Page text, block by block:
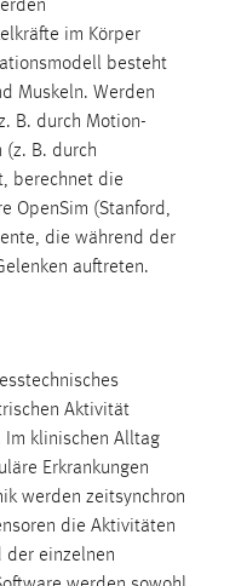
im Körper
besteht
Muskeln. Werden
B. durch Motion-
(z. B. durch
berechnet die
OpenSim (Stanford,
die während der
auftreten.
Aktivität
klinischen Alltag
Erkrankungen
werden zeitsynchron
die Aktivitäten
der einzelnen